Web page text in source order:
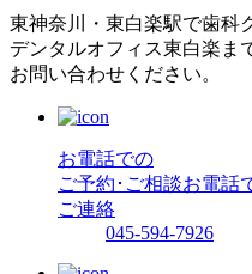
東神奈川・東白楽駅で歯科
デンタルオフィス東白楽ま
お問い合わせください。
お電話での
ご予約･ご相談お電話
ご連絡
045-594-7926